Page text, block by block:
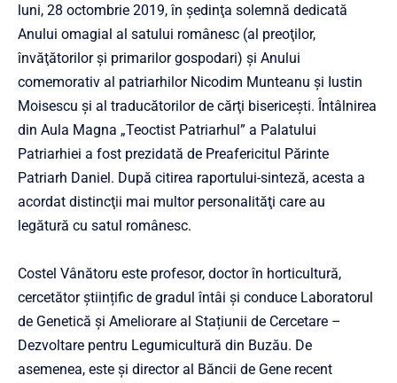
luni, 28 octombrie 2019, în şedinţa solemnă dedicată
Anului omagial al satului românesc (al preoţilor,
învăţătorilor şi primarilor gospodari) şi Anului
comemorativ al patriarhilor Nicodim Munteanu şi Iustin
Moisescu şi al traducătorilor de cărţi bisericeşti. Întâlnirea
din Aula Magna „Teoctist Patriarhul” a Palatului
Patriarhiei a fost prezidată de Preafericitul Părinte
Patriarh Daniel. După citirea raportului-sinteză, acesta a
acordat distincţii mai multor personalităţi care au
legătură cu satul românesc.
Costel Vânătoru este profesor, doctor în horticultură,
cercetător științific de gradul întâi și conduce Laboratorul
de Genetică și Ameliorare al Stațiunii de Cercetare –
Dezvoltare pentru Legumicultură din Buzău. De
asemenea, este și director al Băncii de Gene recent